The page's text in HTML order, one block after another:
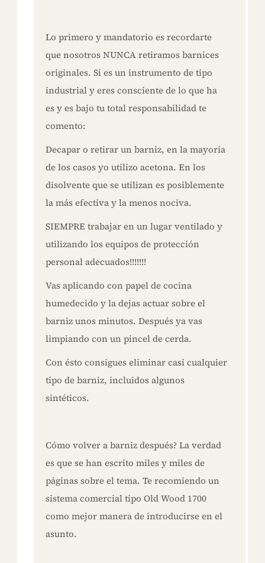
Lo primero y mandatorio es recordarte
que nosotros NUNCA retiramos barnices
originales. Si es un instrumento de tipo
industrial y eres consciente de lo que ha
es y es bajo tu total responsabilidad te
comento:
Decapar o retirar un barniz, en la mayoría
de los casos yo utilizo acetona. En los
disolvente que se utilizan es posiblemente
la más efectiva y la menos nociva.
SIEMPRE trabajar en un lugar ventilado y
utilizando los equipos de protección
personal adecuados!!!!!!!
Vas aplicando con papel de cocina
humedecido y la dejas actuar sobre el
barniz unos minutos. Después ya vas
limpiando con un pincel de cerda.
Con ésto consigues eliminar casi cualquier
tipo de barniz, incluidos algunos
sintéticos.
Cómo volver a barniz después? La verdad
es que se han escrito miles y miles de
páginas sobre el tema. Te recomiendo un
sistema comercial tipo Old Wood 1700
como mejor manera de introducirse en el
asunto.